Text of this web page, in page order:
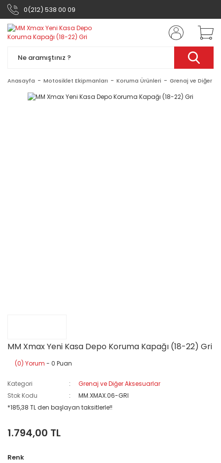
0(212) 538 00 09
Anasayfa Motosiklet Ekipmanları Koruma Ürünleri Grenaj ve Diğer
MM Xmax Yeni Kasa Depo Koruma Kapağı (18-22) Gri
(0) Yorum - 0 Puan
Kategori
Grenaj ve Diğer Aksesuarlar
Stok Kodu
MM.XMAX.06-GRI
*185,38 TL den başlayan taksitlerle!!
1.794,00 TL
Renk